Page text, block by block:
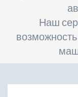
Наш